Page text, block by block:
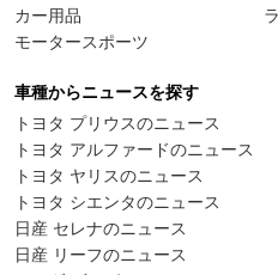
カー用品
モータースポーツ
車種からニュースを探す
トヨタ プリウスのニュース
トヨタ アルファードのニュース
トヨタ ヤリスのニュース
トヨタ シエンタのニュース
日産 セレナのニュース
日産 リーフのニュース